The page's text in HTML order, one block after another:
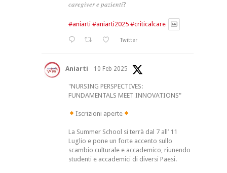
𝑐𝑎𝑟𝑒𝑔𝑖𝑣𝑒𝑟 𝑒 𝑝𝑎𝑧𝑖𝑒𝑛𝑡𝑖?
#aniarti #aniarti2025 #criticalcare
Twitter
Aniarti 10 Feb 2025
"NURSING PERSPECTIVES:
FUNDAMENTALS MEET INNOVATIONS"
Iscrizioni aperte
La Summer School si terrà dal 7 all’ 11
Luglio e pone un forte accento sullo
scambio culturale e accademico, riunendo
studenti e accademici di diversi Paesi.